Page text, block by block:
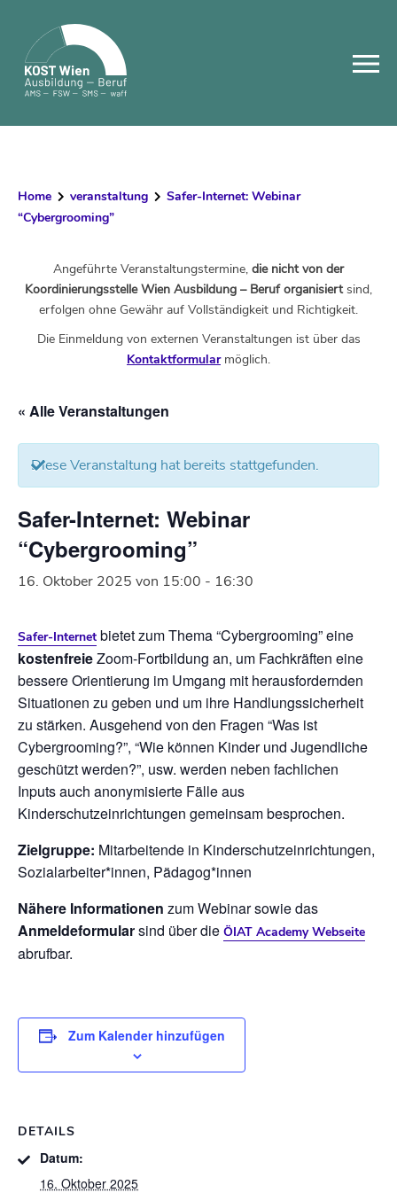
content
Home veranstaltung
Safer-Internet: Webinar
“Cybergrooming”
Angeführte Veranstaltungstermine, die nicht von der
Koordinierungsstelle Wien Ausbildung – Beruf organisiertsind,
erfolgen ohne Gewähr auf Vollständigkeit und Richtigkeit.
Die Einmeldung von externen Veranstaltungen ist über das
Kontaktformularmöglich.
« Alle Veranstaltungen
Diese Veranstaltung hat bereits stattgefunden.
Safer-Internet: Webinar
“Cybergrooming”
16. Oktober 2025 von 15:00 - 16:30
Safer-Internet bietet zum Thema “Cybergrooming” eine
kostenfreieZoom-Fortbildung an, um Fachkräften eine
bessere Orientierung im Umgang mit herausfordernden
Situationen zu geben und um ihre Handlungssicherheit
zu stärken. Ausgehend von den Fragen “Was ist
Cybergrooming?”, “Wie können Kinder und Jugendliche
geschützt werden?”, usw. werden neben fachlichen
Inputs auch anonymisierte Fälle aus
Kinderschutzeinrichtungen gemeinsam besprochen.
Zielgruppe: Mitarbeitende in Kinderschutzeinrichtungen,
Sozialarbeiter*innen, Pädagog*innen
Nähere Informationen zum Webinar sowie das
Anmeldeformularsind über die ÖIAT Academy Webseite
abrufbar.
Zum Kalender hinzufügen
DETAILS
Datum:
16. Oktober 2025